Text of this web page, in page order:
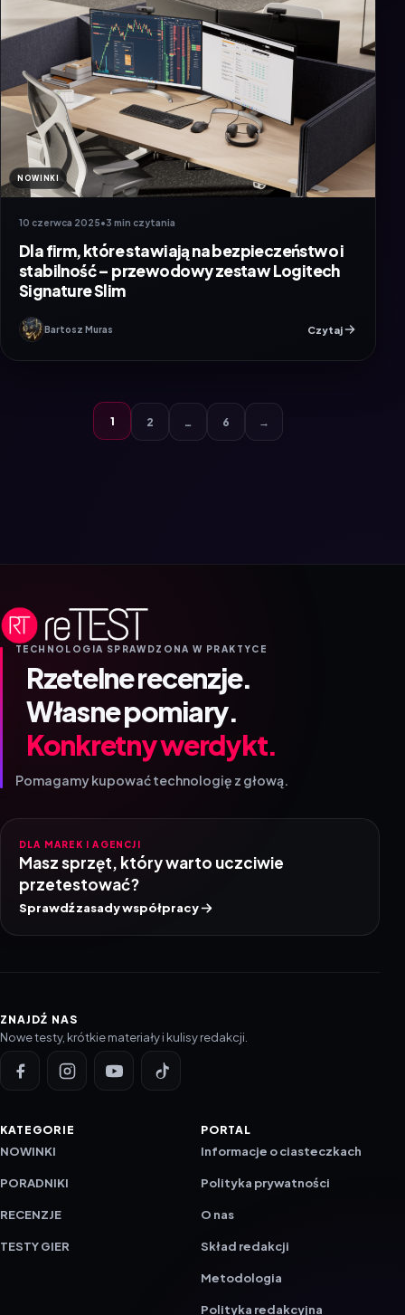
NOWINKI
10 czerwca 2025•3 min czytania
Dla firm, które stawiają na bezpieczeństwo i
stabilność – przewodowy zestaw Logitech
Signature Slim
Bartosz Muras Czytaj
1 2 … 6 →
TECHNOLOGIA SPRAWDZONA W PRAKTYCE
Rzetelne recenzje.
Własne pomiary.
Konkretny werdykt.
Pomagamy kupować technologię z głową.
DLA MAREK I AGENCJI
Masz sprzęt, który warto uczciwie
przetestować?
Sprawdź zasady współpracy
ZNAJDŹ NAS
Nowe testy, krótkie materiały i kulisy redakcji.
KATEGORIE
NOWINKI
PORADNIKI
RECENZJE
TESTY GIER
PORTAL
Informacje o ciasteczkach
Polityka prywatności
O nas
Skład redakcji
Metodologia
Polityka redakcyjna